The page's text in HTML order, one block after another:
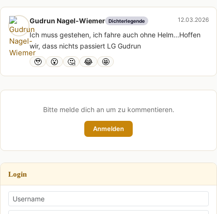
Gudrun Nagel-Wiemer Dichterlegende 12.03.2026
Ich muss gestehen, ich fahre auch ohne Helm...Hoffen
wir, dass nichts passiert LG Gudrun
🥹 😮 🤔 😂 🤩
Bitte melde dich an um zu kommentieren.
Anmelden
Login